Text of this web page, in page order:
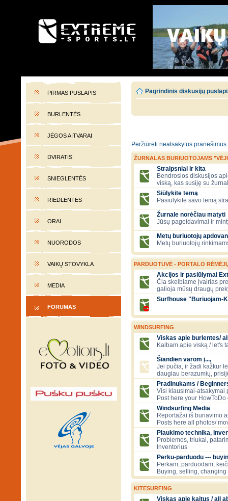
EXTREME-SPORTS.LT
PIRMAS PUSLAPIS
BURLENTĖS
JĖGOS AITVARAI
DVIRATIS
SNIEGLENTĖS
RIEDLENTĖS
ORAI
NUORODOS
VAIKŲ STOVYKLA
MEDIA
FORUMAS
Pagrindinis diskusijų
Peržiūrėti neatsakytus pranešimus
ŽURNALAS BURIUOTOJAMS
Straipsniai ir kita
Bendrosios diskusijos
viską, kas susiję su
Siūlykite temą
Pasiūlykite savo temą
Žurnale norėčiau matyti
Jūsų pageidavimai ir
Metų buriuotojų
Metų buriuotojų
PARDUOTUVĖ - PORTALO
Akcijos ir pasiūlymai
Čia skelbiame įvairias
galioja mūsų draugų
Surfhouse "Buriuojam-
WINDSURFING
Viskas apie burlentes/
Kalbam apie viską / let's
Šiandien varom į...,
Jei pučia, ir žadi kažkur
daugiau berazumių,
Pradinukams /
Visi klausimai-atsakymai
Post here your
Windsurfing Media
Reportažai iš buriavimo
Posts here all photos/
Plaukimo technika,
Problemos, triukai,
Inventorius
Perku-parduodu ---
Perkam, parduodam,
Buying, selling,
KITESURFING
Viskas apie kaitus / all